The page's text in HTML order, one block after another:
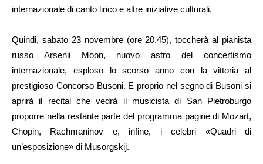
internazionale di canto lirico e altre iniziative culturali.
Quindi, sabato 23 novembre (ore 20.45), toccherà al pianista
russo Arsenii Moon, nuovo astro del concertismo
internazionale, esploso lo scorso anno con la vittoria al
prestigioso Concorso Busoni. E proprio nel segno di Busoni si
aprirà il recital che vedrà il musicista di San Pietroburgo
proporre nella restante parte del programma pagine di Mozart,
Chopin, Rachmaninov e, infine, i celebri «Quadri di
un’esposizione» di Musorgskij.